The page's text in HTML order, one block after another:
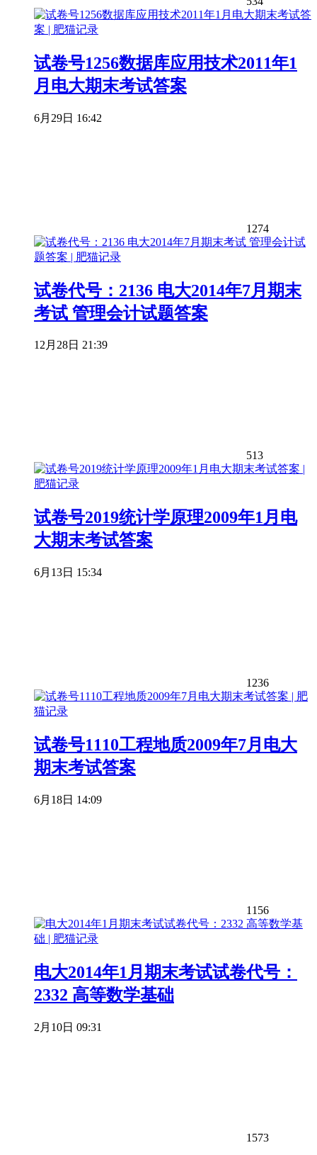
试卷号1256数据库应用技术2011年1
月电大期末考试答案
6月29日 16:42
1274
试卷代号：2136 电大2014年7月期末
考试 管理会计试题答案
12月28日 21:39
513
试卷号2019统计学原理2009年1月电
大期末考试答案
6月13日 15:34
1236
试卷号1110工程地质2009年7月电大
期末考试答案
6月18日 14:09
1156
电大2014年1月期末考试试卷代号：
2332 高等数学基础
2月10日 09:31
1573